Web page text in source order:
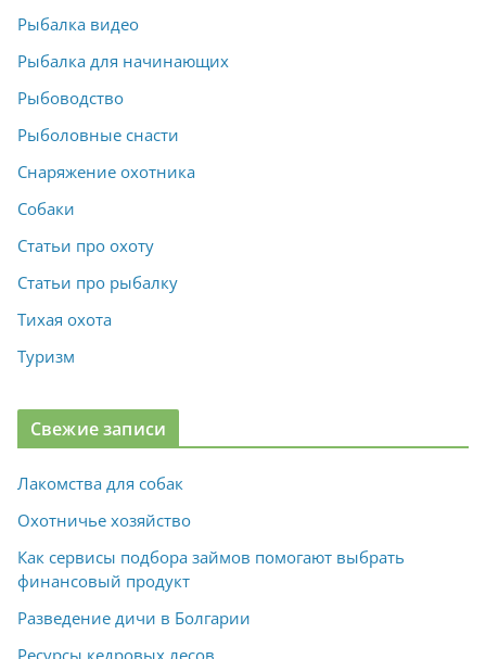
Рыбалка видео
Рыбалка для начинающих
Рыбоводство
Рыболовные снасти
Снаряжение охотника
Собаки
Статьи про охоту
Статьи про рыбалку
Тихая охота
Туризм
Свежие записи
Лакомства для собак
Охотничье хозяйство
Как сервисы подбора займов помогают выбрать
финансовый продукт
Разведение дичи в Болгарии